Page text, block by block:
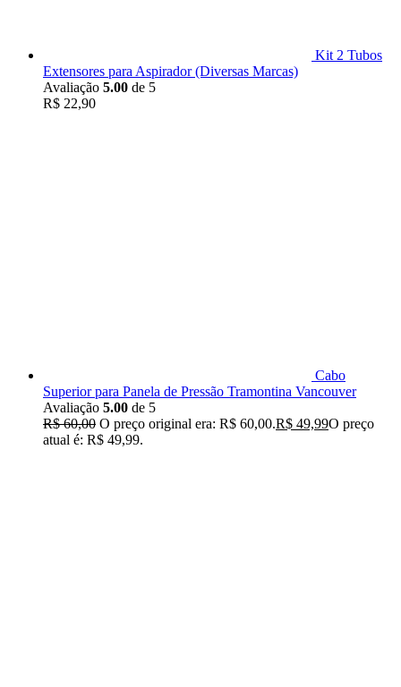
Kit 2 Tubos
Extensores para Aspirador (Diversas Marcas)
Avaliação 5.00 de 5
R$ 22,90
Cabo
Superior para Panela de Pressão Tramontina Vancouver
Avaliação 5.00 de 5
R$60,00 O preço original era: R$ 60,00.R$ 49,99O preço
atual é: R$ 49,99.